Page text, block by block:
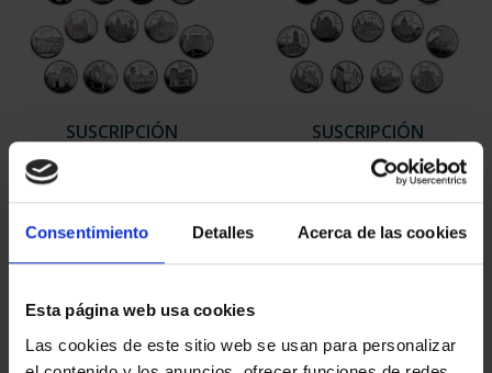
Consentimiento Detalles Acerca de las cookies
Esta página web usa cookies
Las cookies de este sitio web se usan para personalizar
SUSCRIPCIÓN
949,00 €
Sólo para usuarios
registrados
SUSCRIPCIÓN
CAPITALES DE
PROVINCIA 2
949,00 €
Sólo para usuarios
registrados